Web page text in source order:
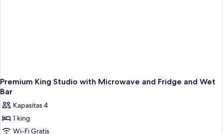
Premium King Studio with Microwave and Fridge and Wet
Bar
Kapasitas 4
1 king
Wi-Fi Gratis